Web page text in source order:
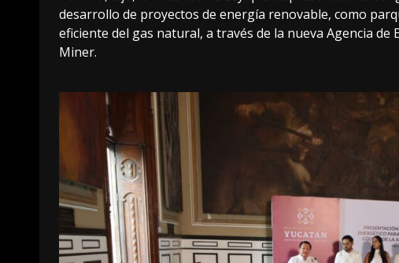
desarrollo de proyectos de energía renovable, como
eficiente del gas natural, a través de la nueva Agencia
Miner.